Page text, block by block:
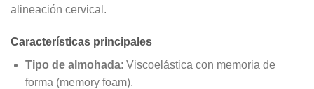
alineación cervical.
Características principales
Tipo de almohada: Viscoelástica con memoria de
forma (memory foam).